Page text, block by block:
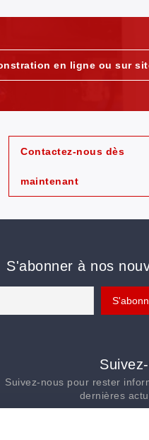
en ligne ou sur
Contactez-nous dès
maintenant
S'abonner à nos
Suivez-nous pour rester
dernières